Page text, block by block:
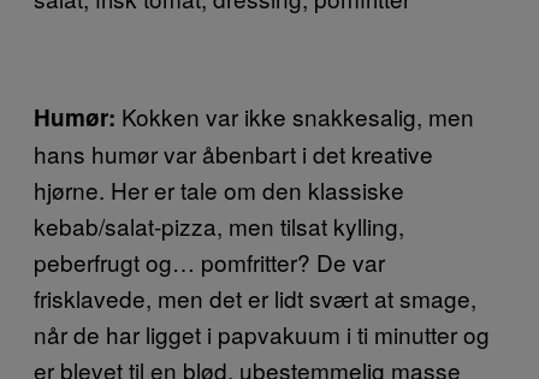
Humør: Kokken var ikke snakkesalig, men
hans humør var åbenbart i det kreative
hjørne. Her er tale om den klassiske
kebab/salat-pizza, men tilsat kylling,
peberfrugt og… pomfritter? De var
frisklavede, men det er lidt svært at smage,
når de har ligget i papvakuum i ti minutter og
er blevet til en blød, ubestemmelig masse